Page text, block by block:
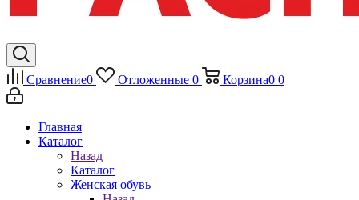
Сравнение0 Отложенные 0 Корзина0 0
Главная
Каталог
Назад
Каталог
Женская обувь